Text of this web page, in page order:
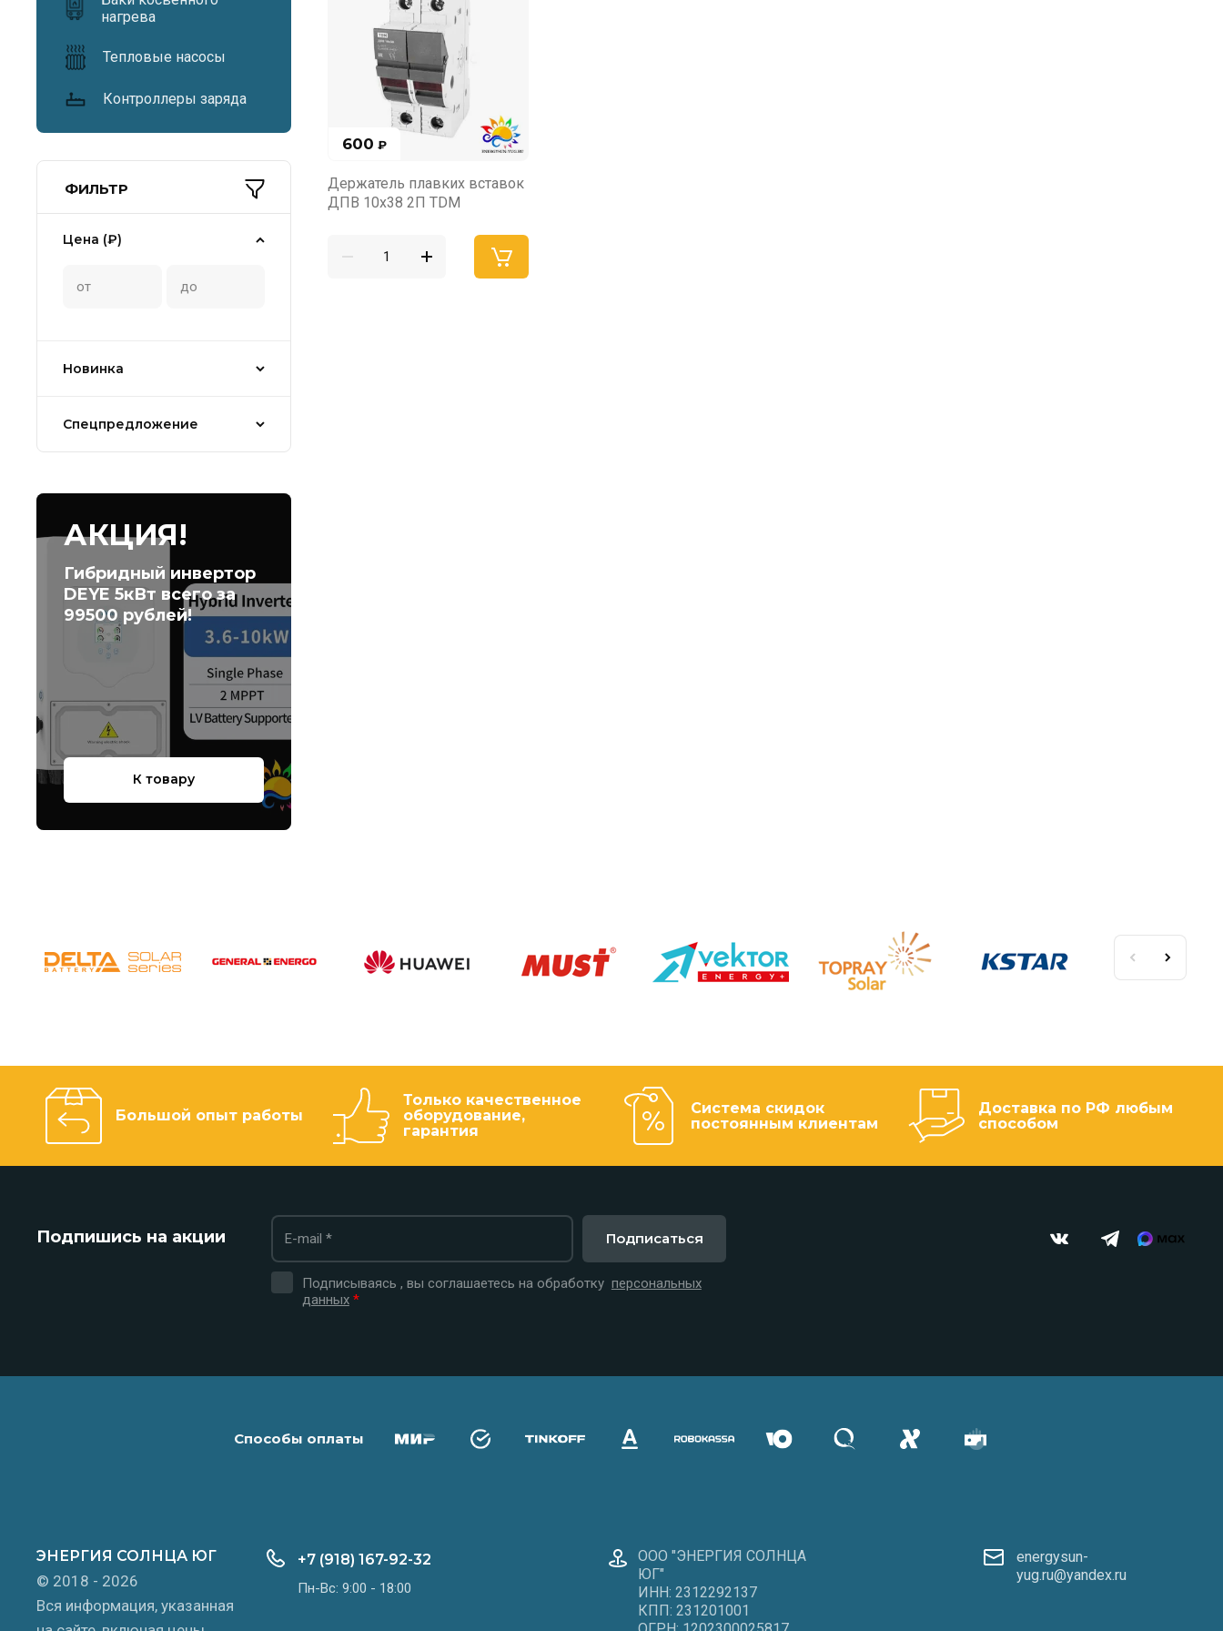
нагрева
Тепловые насосы
Контроллеры заряда
ФИЛЬТР
Цена (₽)
Новинка
Спецпредложение
АКЦИЯ!
Гибридный инвертор
DEYE 5кВт всего за
99500 рублей!
К товару
600 ₽
Держатель плавких вставок
ДПВ 10х38 2П TDM
Большой опыт работы
Только качественное
оборудование,
гарантия
Система скидок
постоянным клиентам
Доставка по РФ любым
способом
Подпишись на акции
Подписываясь , вы соглашаетесь на обработку персональных
данных *
Подписаться
Способы оплаты
ЭНЕРГИЯ СОЛНЦА ЮГ
© 2018 - 2026
Вся информация, указанная
+7 (918) 167-92-32
Пн-Вс: 9:00 - 18:00
ООО "ЭНЕРГИЯ СОЛНЦА
ЮГ"
ИНН: 2312292137
КПП: 231201001
energysun-
yug.ru@yandex.ru